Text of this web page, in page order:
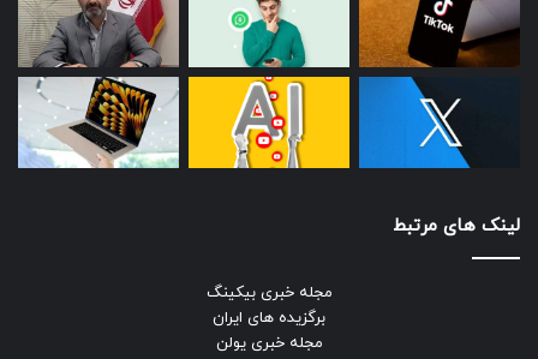
لینک های مرتبط
مجله خبری بیکینگ
برگزیده های ایران
مجله خبری یولن